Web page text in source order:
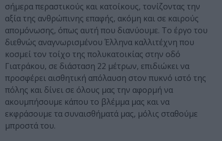
σήμερα περαστικούς και κατοίκους, τονίζοντας την
αξία της ανθρώπινης επαφής, ακόμη και σε καιρούς
απομόνωσης, όπως αυτή που διανύουμε. Το έργο του
διεθνώς αναγνωρισμένου Έλληνα καλλιτέχνη που
κοσμεί τον τοίχο της πολυκατοικίας στην οδό
Γιατράκου, σε διάσταση 22 μέτρων, επιδιώκει να
προσφέρει αισθητική απόλαυση στον πυκνό ιστό της
πόλης και δίνει σε όλους μας την αφορμή να
ακουμπήσουμε κάπου το βλέμμα μας και να
εκφράσουμε τα συναισθήματά μας, μόλις σταθούμε
μπροστά του.